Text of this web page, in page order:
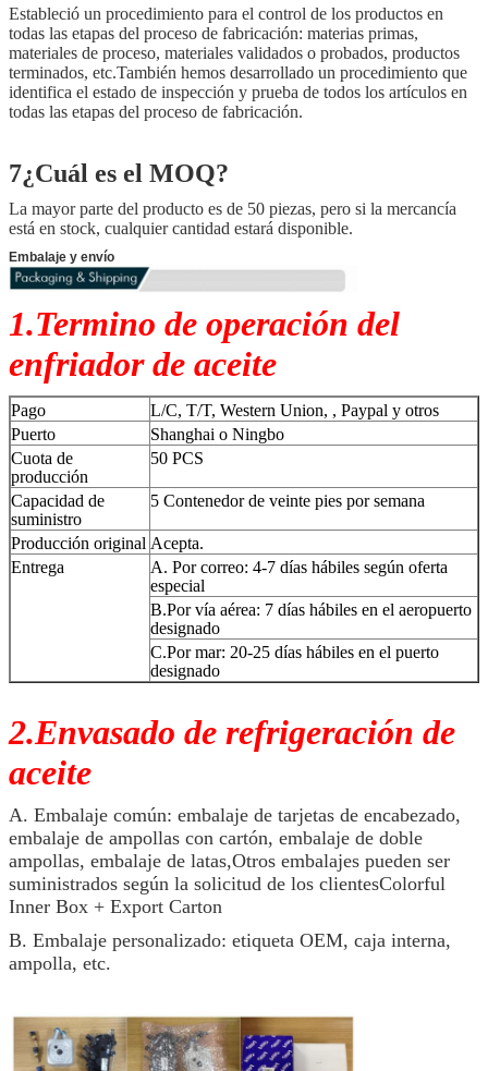
Estableció un procedimiento para el control de los productos en
todas las etapas del proceso de fabricación: materias primas,
materiales de proceso, materiales validados o probados, productos
terminados, etc.También hemos desarrollado un procedimiento que
identifica el estado de inspección y prueba de todos los artículos en
todas las etapas del proceso de fabricación.
7¿Cuál es el MOQ?
La mayor parte del producto es de 50 piezas, pero si la mercancía
está en stock, cualquier cantidad estará disponible.
Embalaje y envío
1.Termino de operación del
enfriador de aceite
Pago
L/C, T/T, Western Union, , Paypal y otros
Puerto
Shanghai o Ningbo
Cuota de
producción
50 PCS
Capacidad de
suministro
5 Contenedor de veinte pies por semana
Producción original Acepta.
Entrega
A. Por correo: 4-7 días hábiles según oferta
especial
B.Por vía aérea: 7 días hábiles en el aeropuerto
designado
C.Por mar: 20-25 días hábiles en el puerto
designado
2.Envasado de refrigeración de
aceite
A. Embalaje común: embalaje de tarjetas de encabezado,
embalaje de ampollas con cartón, embalaje de doble
ampollas, embalaje de latas,Otros embalajes pueden ser
suministrados según la solicitud de los clientesColorful
Inner Box + Export Carton
B. Embalaje personalizado: etiqueta OEM, caja interna,
ampolla, etc.